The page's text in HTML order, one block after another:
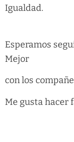
Igualdad.
Esperamos
Mejor
con los
Me gusta hacer